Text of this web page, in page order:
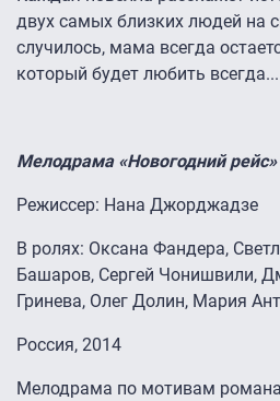
двух самых близких людей на
случилось, мама всегда
который будет любить всегда...
Мелодрама «Новогодний рейс»
Режиссер: Нана Джорджадзе
В ролях: Оксана Фандера,
Башаров, Сергей Чонишвили,
Гринева, Олег Долин, Мария
Россия, 2014
Мелодрама по мотивам